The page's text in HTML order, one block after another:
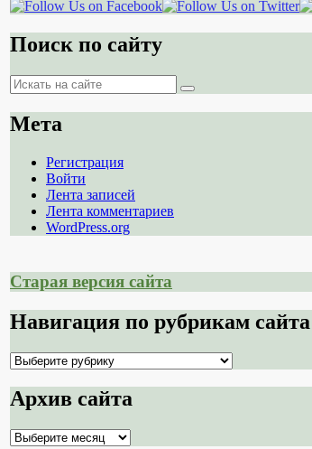
Поиск по сайту
Поиск
Поиск
Мета
Регистрация
Войти
Лента записей
Лента комментариев
WordPress.org
Старая версия сайта
Навигация по рубрикам сайта
Навигация
рубрикам
сайта
Архив сайта
Архив